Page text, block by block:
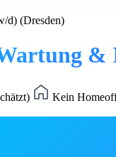
d) (Dresden)
Kein